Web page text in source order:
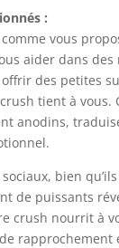
:
vous
aider dans des
des petites
tient à vous.
anodins,
bien
de puissants
crush nourrit à
rapprochement